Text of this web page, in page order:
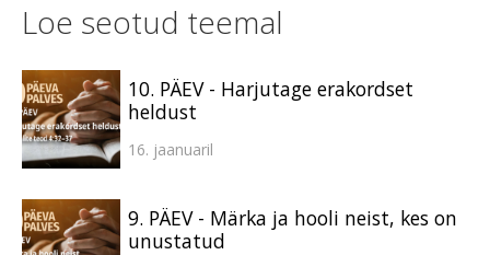
Loe seotud teemal
10. PÄEV - Harjutage erakordset
heldust
16. jaanuaril
9. PÄEV - Märka ja hooli neist, kes on
unustatud